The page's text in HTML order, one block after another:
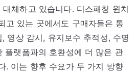
체하고 있습니다. 디스패칭 윈치
고 있는 곳에서도 구매자들은 통
영상 감시, 유지보수 추적성, 수명
플랫폼과의 호환성에 더 많은 관
. 이는 향후 수요가 두 가지 방향